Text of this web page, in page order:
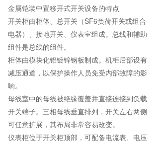
金属铠装中置移开式开关设备的特点
开关柜由柜体、总开关（SF6负荷开关或组合
电器）、接地开关、仪表室组成。总线和辅助
组件是总线的组件。
柜体由模块化铝镀锌钢板制成。机柜后部设有
减压通道，以保护操作人员免受内部故障的影
响。
母线室中的母线被绝缘覆盖并直接连接到负载
开关端子。三相母线垂直排列，开关左右两侧
可任意扩展，其布局非常容易改变。
仪表柜位于开关柜顶部，可配备电流表、电压